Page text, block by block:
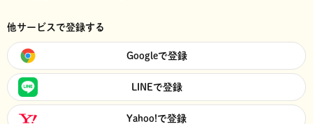
他サービスで登録する
Googleで登録
LINEで登録
Yahoo!で登録